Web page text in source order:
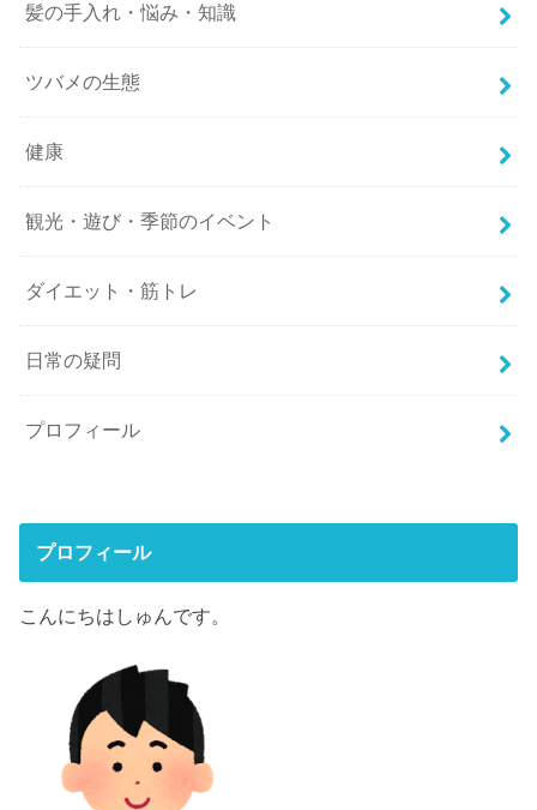
髪の手入れ・悩み・知識
ツバメの生態
健康
観光・遊び・季節のイベント
ダイエット・筋トレ
日常の疑問
プロフィール
プロフィール
こんにちはしゅんです。